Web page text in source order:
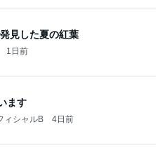
見した夏の紅葉
1日前
ます
ィシャルB 4日前